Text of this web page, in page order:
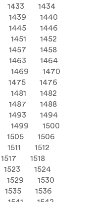
1433
1434
1439
1440
1445
1446
1451
1452
1457
1458
1463
1464
1469
1470
1475
1476
1481
1482
1487
1488
1493
1494
1499
1500
1505
1506
1511
1512
1517
1518
1523
1524
1529
1530
1535
1536